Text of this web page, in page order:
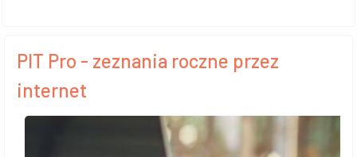
PIT Pro - zeznania roczne przez
internet